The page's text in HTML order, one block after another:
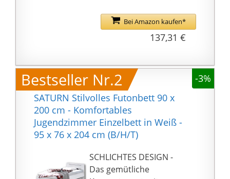
zeitlose Weiß passt
ideal zur San Remo,
Eiche Sonoma, Beton
ALLROUNDER - Das
schlichte Futonbett ist
ebenfalls besonders
gut für moderne
Jugendzimmer
geeignet. Dank
zeitlosem Design kann
es ohne Probleme mit
anderen Möbelstücken
Bei Amazon kaufen*
137,31 €
Bestseller Nr.2
-3%
SATURN Stilvolles Futonbett 90 x
200 cm - Komfortables
Jugendzimmer Einzelbett in Weiß -
95 x 76 x 204 cm (B/H/T)
SCHLICHTES DESIGN -
Das gemütliche